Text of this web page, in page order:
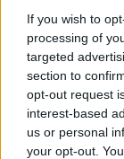
If you wish to
processing of
targeted
section to
opt-out request
interest-based
us or personal
your opt-out.
μαζικής
Μαρτίου,
Μετρό